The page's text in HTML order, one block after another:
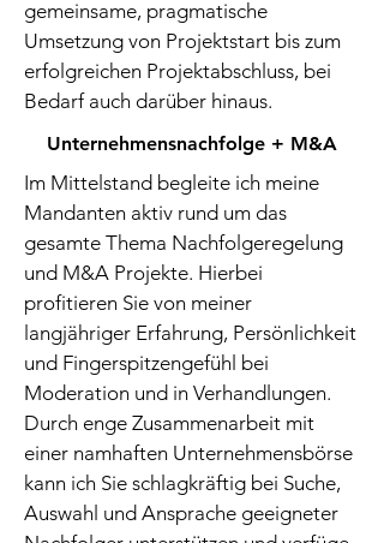
gemeinsame, pragmatische
Umsetzung von Projektstart bis zum
erfolgreichen Projektabschluss, bei
Bedarf auch darüber hinaus.
Im Mittelstand begleite ich meine
Mandanten aktiv rund um das
gesamte Thema Nachfolgeregelung
und M&A Projekte. Hierbei
profitieren Sie von meiner
langjähriger Erfahrung, Persönlichkeit
und Fingerspitzengefühl bei
Moderation und in Verhandlungen.
Durch enge Zusammenarbeit mit
einer namhaften Unternehmensbörse
kann ich Sie schlagkräftig bei Suche,
Auswahl und Ansprache geeigneter
Unternehmensnachfolge + M&A